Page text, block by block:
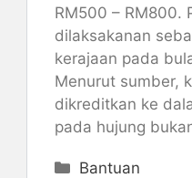
RM500 – RM800.
dilaksakanan
kerajaan pada
Menurut sumber,
dikreditkan ke
pada hujung
Categories
Bantuan